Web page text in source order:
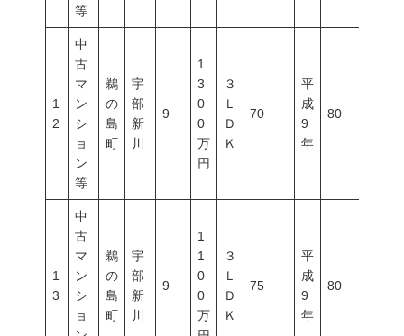
等
1
2
中
古
マ
ン
シ
ョ
ン
等
鵜
の
島
町
宇
部
新
川
9
1
3
0
0
万
円
３
Ｌ
Ｄ
Ｋ
70
平
成
9
年
80
1
3
中
古
マ
ン
シ
ョ
鵜
の
島
町
宇
部
新
川
9
1
1
0
0
万
３
Ｌ
Ｄ
Ｋ
75
平
成
9
年
80